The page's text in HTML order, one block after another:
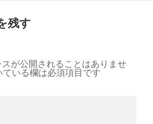
残す
スが公開されることはありませ
ている欄は必須項目です